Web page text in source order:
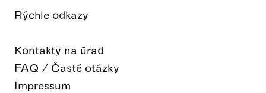
Rýchle odkazy
Kontakty na úrad
FAQ / Časté otázky
Impressum